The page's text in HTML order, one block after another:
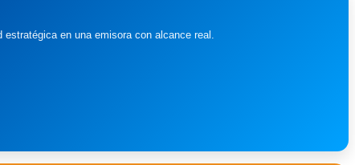
estratégica en una emisora con alcance real.